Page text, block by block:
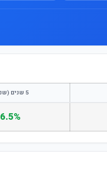
5 שנים (שנתי)
6.5%